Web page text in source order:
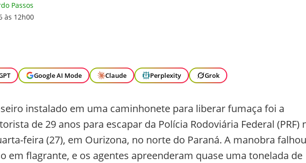
Passos
às 12h00
Google AI Mode Claude Perplexity Grok
instalado em uma caminhonete para liberar fumaça foi a
de 29 anos para escapar da Polícia Rodoviária Federal (PRF)
feira (27), em Ourizona, no norte do Paraná. A manobra
em flagrante, e os agentes apreenderam quase uma tonelada de